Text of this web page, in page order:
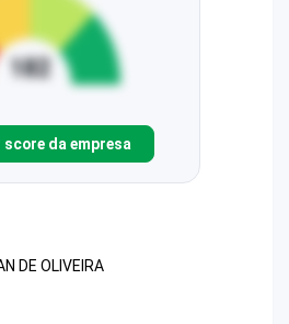
da empresa
DE OLIVEIRA